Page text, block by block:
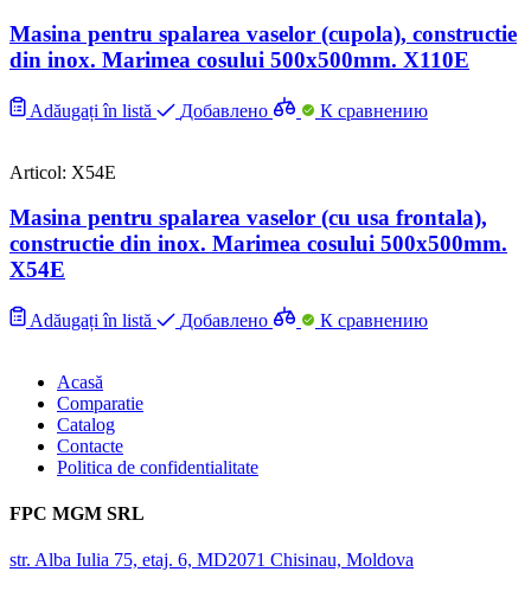
Masina pentru spalarea vaselor (cupola), constructie
din inox. Marimea cosului 500x500mm. X110E
Adăugați în listă Добавлено К сравнению
Articol: X54E
Masina pentru spalarea vaselor (cu usa frontala),
constructie din inox. Marimea cosului 500x500mm.
X54E
Adăugați în listă Добавлено К сравнению
Acasă
Comparatie
Catalog
Contacte
Politica de confidentialitate
FPC MGM SRL
str. Alba Iulia 75, etaj. 6, MD2071 Chisinau, Moldova